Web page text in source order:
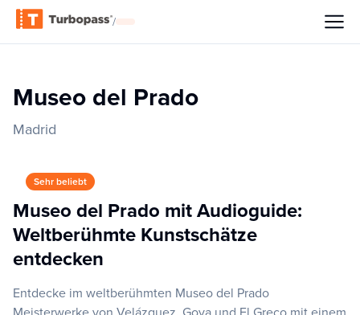
/
Museo del Prado
Madrid
Sehr beliebt
Museo del Prado mit Audioguide:
Weltberühmte Kunstschätze
entdecken
Entdecke im weltberühmten Museo del Prado